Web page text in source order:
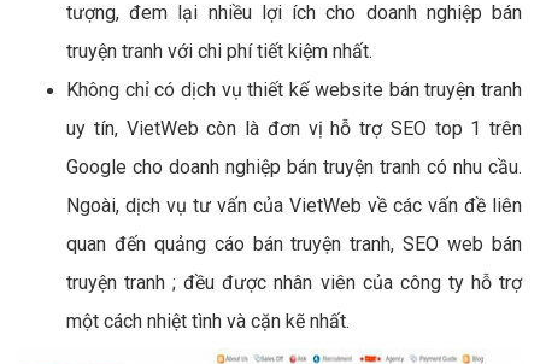
tượng, đem lại nhiều lợi ích cho doanh nghiệp bán
truyện tranh với chi phí tiết kiệm nhất.
Không chỉ có dịch vụ thiết kế website bán truyện tranh
uy tín, VietWeb còn là đơn vị hỗ trợ SEO top 1 trên
Google cho doanh nghiệp bán truyện tranh có nhu cầu.
Ngoài, dịch vụ tư vấn của VietWeb về các vấn đề liên
quan đến quảng cáo bán truyện tranh, SEO web bán
truyện tranh ; đều được nhân viên của công ty hỗ trợ
một cách nhiệt tình và cặn kẽ nhất.